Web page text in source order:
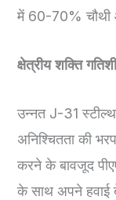
में 60-70% चौथी
क्षेत्रीय शक्ति
उन्नत J-31 स्टील्थ
अनिश्चितता की
करने के बावजूद
के साथ अपने हवाई